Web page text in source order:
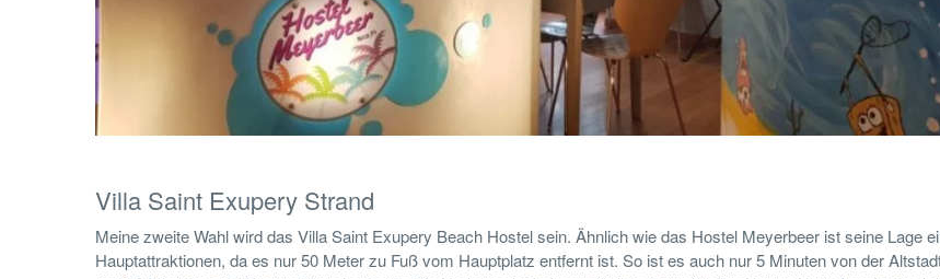
Villa Saint Exupery Strand
Meine zweite Wahl wird das Villa Saint Exupery Beach Hostel sein. Ähnlich wie das Hostel Meyerbeer ist seine Lage
Hauptattraktionen, da es nur 50 Meter zu Fuß vom Hauptplatz entfernt ist. So ist es auch nur 5 Minuten von der